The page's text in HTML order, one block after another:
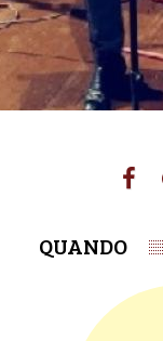
QUANDO